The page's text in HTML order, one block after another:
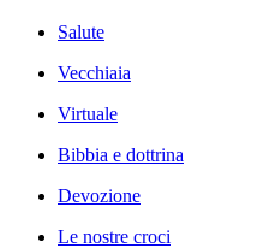
Salute
Vecchiaia
Virtuale
Bibbia e dottrina
Devozione
Le nostre croci